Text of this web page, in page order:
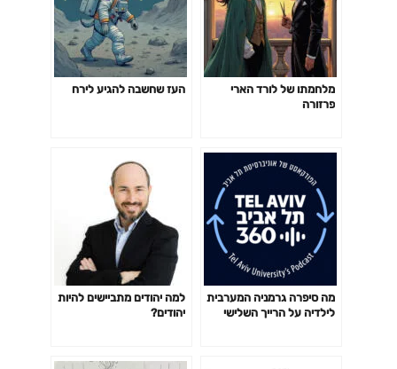
מלחמתו של לורד הארי
פרזורה
העז שחשבה להגיע לירח
מה סיפרה גרמניה המערבית
לילדיה על הרייך השלישי
למה יהודים מתביישים להיות
יהודים?